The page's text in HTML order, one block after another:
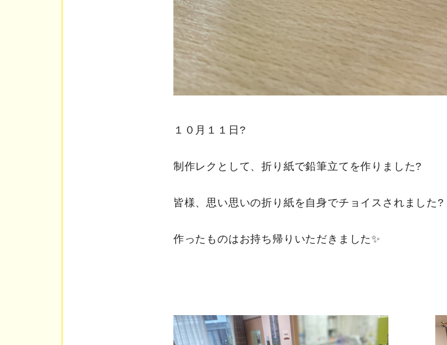
１０月１１日?
制作レクとして、折り紙で鉛筆立てを作りました?
皆様、思い思いの折り紙を自身でチョイスされました?
作ったものはお持ち帰りいただきました✨